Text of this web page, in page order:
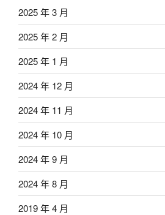
2025 年 3 月
2025 年 2 月
2025 年 1 月
2024 年 12 月
2024 年 11 月
2024 年 10 月
2024 年 9 月
2024 年 8 月
2019 年 4 月